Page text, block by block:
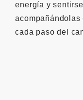
energía y
acompañándolas
cada paso del